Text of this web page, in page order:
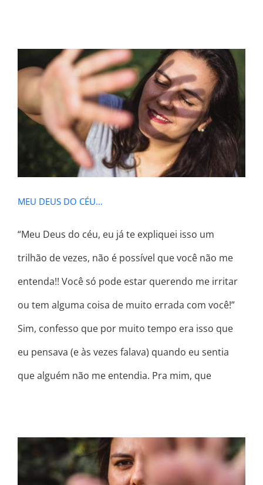
MEU DEUS DO CÉU…
MEU DEUS DO CÉU…
“Meu Deus do céu, eu já te expliquei isso um
trilhão de vezes, não é possível que você não me
entenda!! Você só pode estar querendo me irritar
ou tem alguma coisa de muito errada com você!”
Sim, confesso que por muito tempo era isso que
eu pensava (e às vezes falava) quando eu sentia
que alguém não me entendia. Pra mim, que